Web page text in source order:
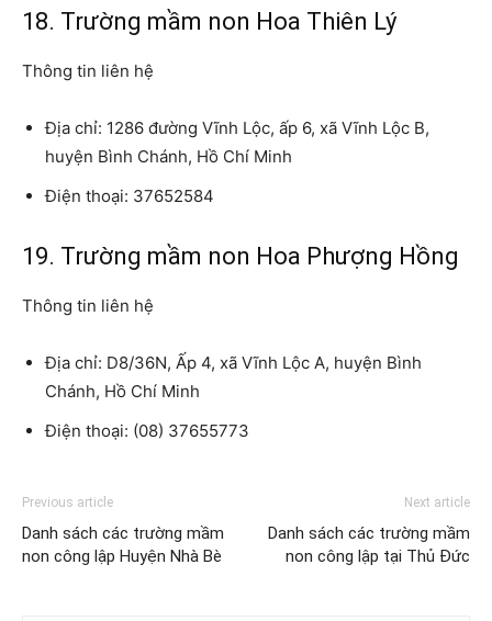
18. Trường mầm non Hoa Thiên Lý
Thông tin liên hệ
Địa chỉ: 1286 đường Vĩnh Lộc, ấp 6, xã Vĩnh Lộc B,
huyện Bình Chánh, Hồ Chí Minh
Điện thoại: 37652584
19. Trường mầm non Hoa Phượng Hồng
Thông tin liên hệ
Địa chỉ: D8/36N, Ấp 4, xã Vĩnh Lộc A, huyện Bình
Chánh, Hồ Chí Minh
Điện thoại: (08) 37655773
Previous article
Danh sách các trường mầm
non công lập Huyện Nhà Bè
Next article
Danh sách các trường mầm
non công lập tại Thủ Đức